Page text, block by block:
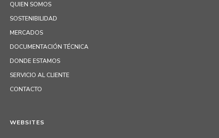
QUIEN SOMOS
SOSTENIBILIDAD
MERCADOS
DOCUMENTACIÓN TÉCNICA
DONDE ESTAMOS
SERVICIO AL CLIENTE
CONTACTO
WEBSITES